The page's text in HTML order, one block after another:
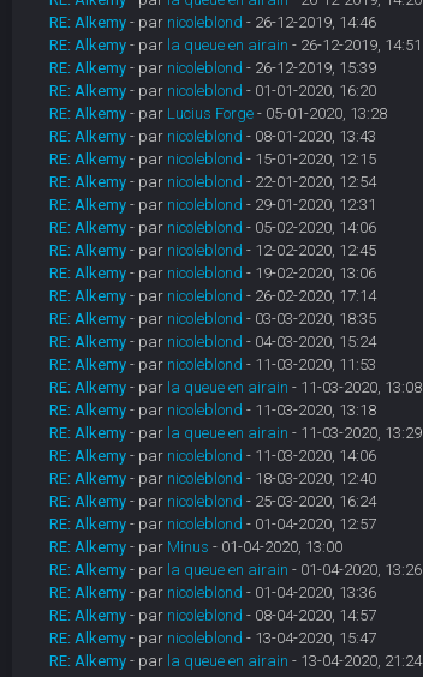
RE: Alkemy - par nicoleblond - 26-12-2019, 14:46
RE: Alkemy - par la queue en airain - 26-12-2019, 14:51
RE: Alkemy - par nicoleblond - 26-12-2019, 15:39
RE: Alkemy - par nicoleblond - 01-01-2020, 16:20
RE: Alkemy - par Lucius Forge- 05-01-2020, 13:28
RE: Alkemy - par nicoleblond - 08-01-2020, 13:43
RE: Alkemy - par nicoleblond - 15-01-2020, 12:15
RE: Alkemy - par nicoleblond - 22-01-2020, 12:54
RE: Alkemy - par nicoleblond - 29-01-2020, 12:31
RE: Alkemy - par nicoleblond - 05-02-2020, 14:06
RE: Alkemy - par nicoleblond - 12-02-2020, 12:45
RE: Alkemy - par nicoleblond - 19-02-2020, 13:06
RE: Alkemy - par nicoleblond - 26-02-2020, 17:14
RE: Alkemy - par nicoleblond - 03-03-2020, 18:35
RE: Alkemy - par nicoleblond - 04-03-2020, 15:24
RE: Alkemy - par nicoleblond - 11-03-2020, 11:53
RE: Alkemy - par la queue en airain - 11-03-2020, 13:08
RE: Alkemy - par nicoleblond - 11-03-2020, 13:18
RE: Alkemy - par la queue en airain - 11-03-2020, 13:29
RE: Alkemy - par nicoleblond - 11-03-2020, 14:06
RE: Alkemy - par nicoleblond - 18-03-2020, 12:40
RE: Alkemy - par nicoleblond - 25-03-2020, 16:24
RE: Alkemy - par nicoleblond - 01-04-2020, 12:57
RE: Alkemy - par Minus - 01-04-2020, 13:00
RE: Alkemy - par la queue en airain - 01-04-2020, 13:26
RE: Alkemy - par nicoleblond - 01-04-2020, 13:36
RE: Alkemy - par nicoleblond - 08-04-2020, 14:57
RE: Alkemy - par nicoleblond - 13-04-2020, 15:47
RE: Alkemy - par la queue en airain - 13-04-2020, 21:24